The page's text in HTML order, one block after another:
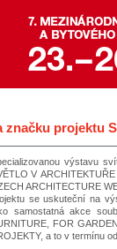
projektu
výstavu
V
ARCHITECTURE
se uskuteční na
samostatná akce
FOR
a to v termínu